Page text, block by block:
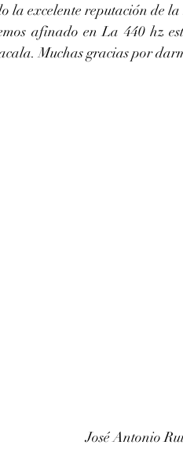
la excelente reputación de
Muchas gracias por
José Antonio